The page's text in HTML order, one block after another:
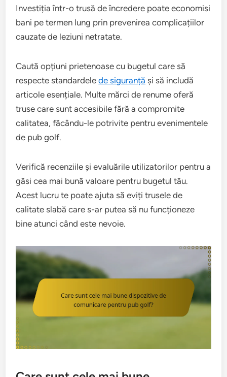
Investiția într-o trusă de încredere poate economisi
bani pe termen lung prin prevenirea complicațiilor
cauzate de leziuni netratate.
Caută opțiuni prietenoase cu bugetul care să
respecte standardelede siguranță și să includă
articole esențiale. Multe mărci de renume oferă
truse care sunt accesibile fără a compromite
calitatea, făcându-le potrivite pentru evenimentele
de pub golf.
Verifică recenziile și evaluările utilizatorilor pentru a
găsi cea mai bună valoare pentru bugetul tău.
Acest lucru te poate ajuta să eviți trusele de
calitate slabă care s-ar putea să nu funcționeze
bine atunci când este nevoie.